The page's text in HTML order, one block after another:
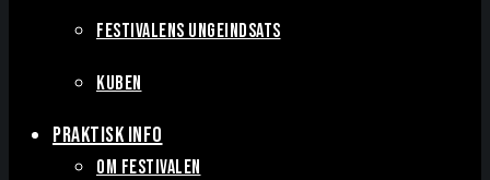
FESTIVALENS UNGEINDSATS
KUBEN
PRAKTISK INFO
OM FESTIVALEN